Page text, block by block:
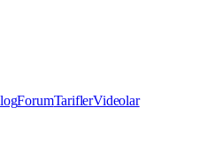
ForumTariflerVideolar